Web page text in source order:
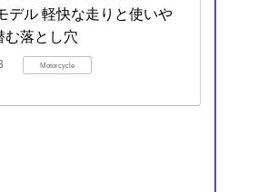
デル 軽快な走りと使いや
む落とし穴
Motorcycle